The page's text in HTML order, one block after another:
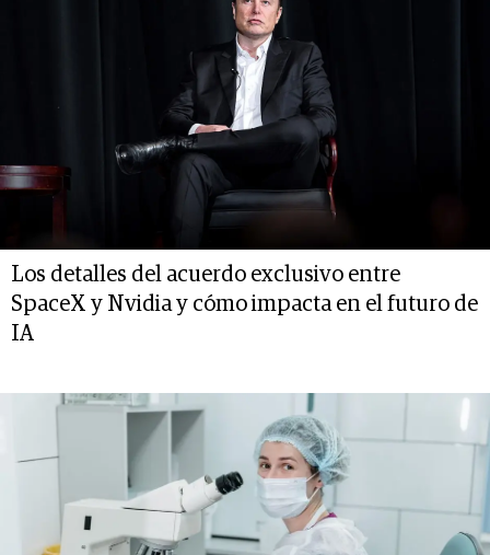
Los detalles del acuerdo exclusivo entre
SpaceX y Nvidia y cómo impacta en el futuro de
IA